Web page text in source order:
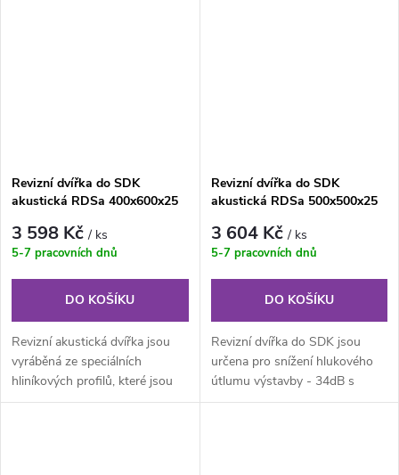
Revizní dvířka do SDK
akustická RDSa 400x600x25
3 598 Kč/ ks
5-7 pracovních dnů
DO KOŠÍKU
Revizní akustická dvířka jsou
vyráběná ze speciálních
hliníkových profilů, které jsou
svařovány do venkovního a...
Revizní dvířka do SDK
akustická RDSa 500x500x25
3 604 Kč/ ks
5-7 pracovních dnů
DO KOŠÍKU
Revizní dvířka do SDK jsou
určena pro snížení hlukového
útlumu výstavby - 34dB s
použitými akustickými